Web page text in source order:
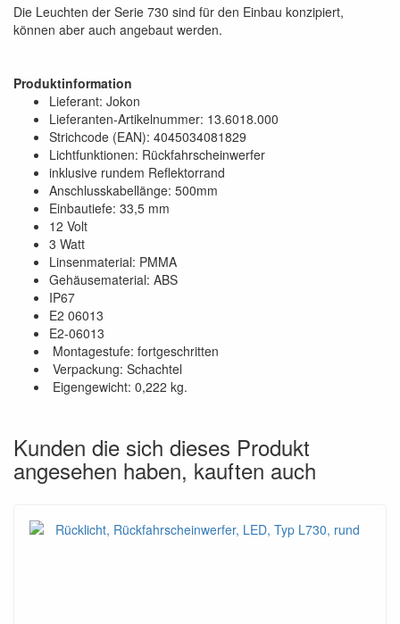
Die Leuchten der Serie 730 sind für den Einbau konzipiert,
können aber auch angebaut werden.
Produktinformation
Lieferant: Jokon
Lieferanten-Artikelnummer: 13.6018.000
Strichcode (EAN): 4045034081829
Lichtfunktionen: Rückfahrscheinwerfer
inklusive rundem Reflektorrand
Anschlusskabellänge: 500mm
Einbautiefe: 33,5 mm
12 Volt
3 Watt
Linsenmaterial: PMMA
Gehäusematerial: ABS
IP67
E2 06013
E2-06013
Montagestufe: fortgeschritten
Verpackung: Schachtel
Eigengewicht: 0,222 kg.
Kunden die sich dieses Produkt
angesehen haben, kauften auch